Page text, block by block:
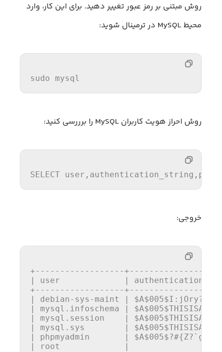
روش مبتنی بر رمز عبور تغییر دهید. برای این کار، وارد
محیط MySQL در ترمینال شوید:
sudo mysql
روش احراز هویت کاربران MySQL را برررسی کنید:
SELECT user
خروجی:
+------------------
| user             |
+------------------
| debian-sys-maint | $A$005$I :jOry?]
| mysql.infoschema | $A$005$T
| mysql.session    | $A$005$T
| mysql.sys        | $A$005$T
| phpmyadmin       | $A$005$?#{Z
| root             |